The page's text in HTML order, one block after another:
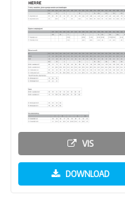
VIS
DOWNLOAD